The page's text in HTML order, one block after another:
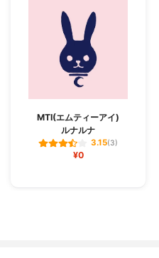
MTI(エムティーアイ)
ルナルナ
3.15(3)
¥0